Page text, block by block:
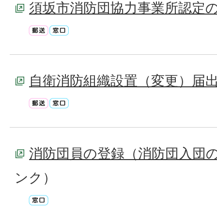
須坂市消防団協力事業所認定
自衛消防組織設置（変更）届
消防団員の登録（消防団入団
ンク）